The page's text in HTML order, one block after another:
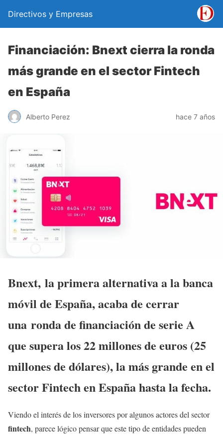
Directivos y Empresas
Financiación: Bnext cierra la ronda
más grande en el sector Fintech
en España
Alberto Perez hace 7 años
Bnext, la primera alternativa a la banca
móvil de España, acaba de cerrar
una ronda de financiación de serie A
que supera los 22 millones de euros (25
millones de dólares), la más grande en el
sector Fintech en España hasta la fecha.
Viendo el interés de los inversores por algunos actores del sector
fintech, parece lógico pensar que este tipo de entidades pueden